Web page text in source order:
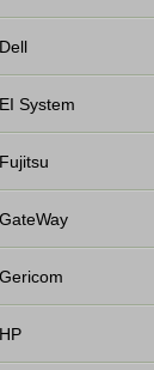
Dell
EI System
Fujitsu
GateWay
Gericom
HP